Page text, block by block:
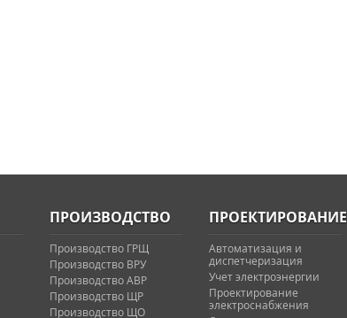
ПРОИЗВОДСТВО
Производство ГРЩ
Производство ВРУ
Производство АВР
Производство ЩР
Производство ЩО
ПРОЕКТИРОВАНИЕ
Автоматизация и
диспетчеризация
Учет электроэнергии
Проектирование
электроснабжения